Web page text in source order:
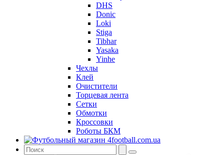
DHS
Donic
Loki
Stiga
Tibhar
Yasaka
Yinhe
Чехлы
Клей
Очистители
Торцевая лента
Сетки
Обмотки
Кроссовки
Роботы БКМ